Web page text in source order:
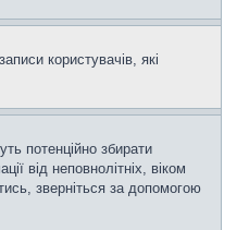
користувачів, які
потенційно збирати
від неповнолітніх, віком
зверніться за допомогою